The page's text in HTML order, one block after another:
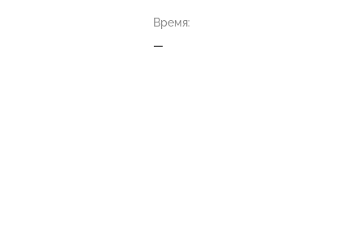
Время:
—